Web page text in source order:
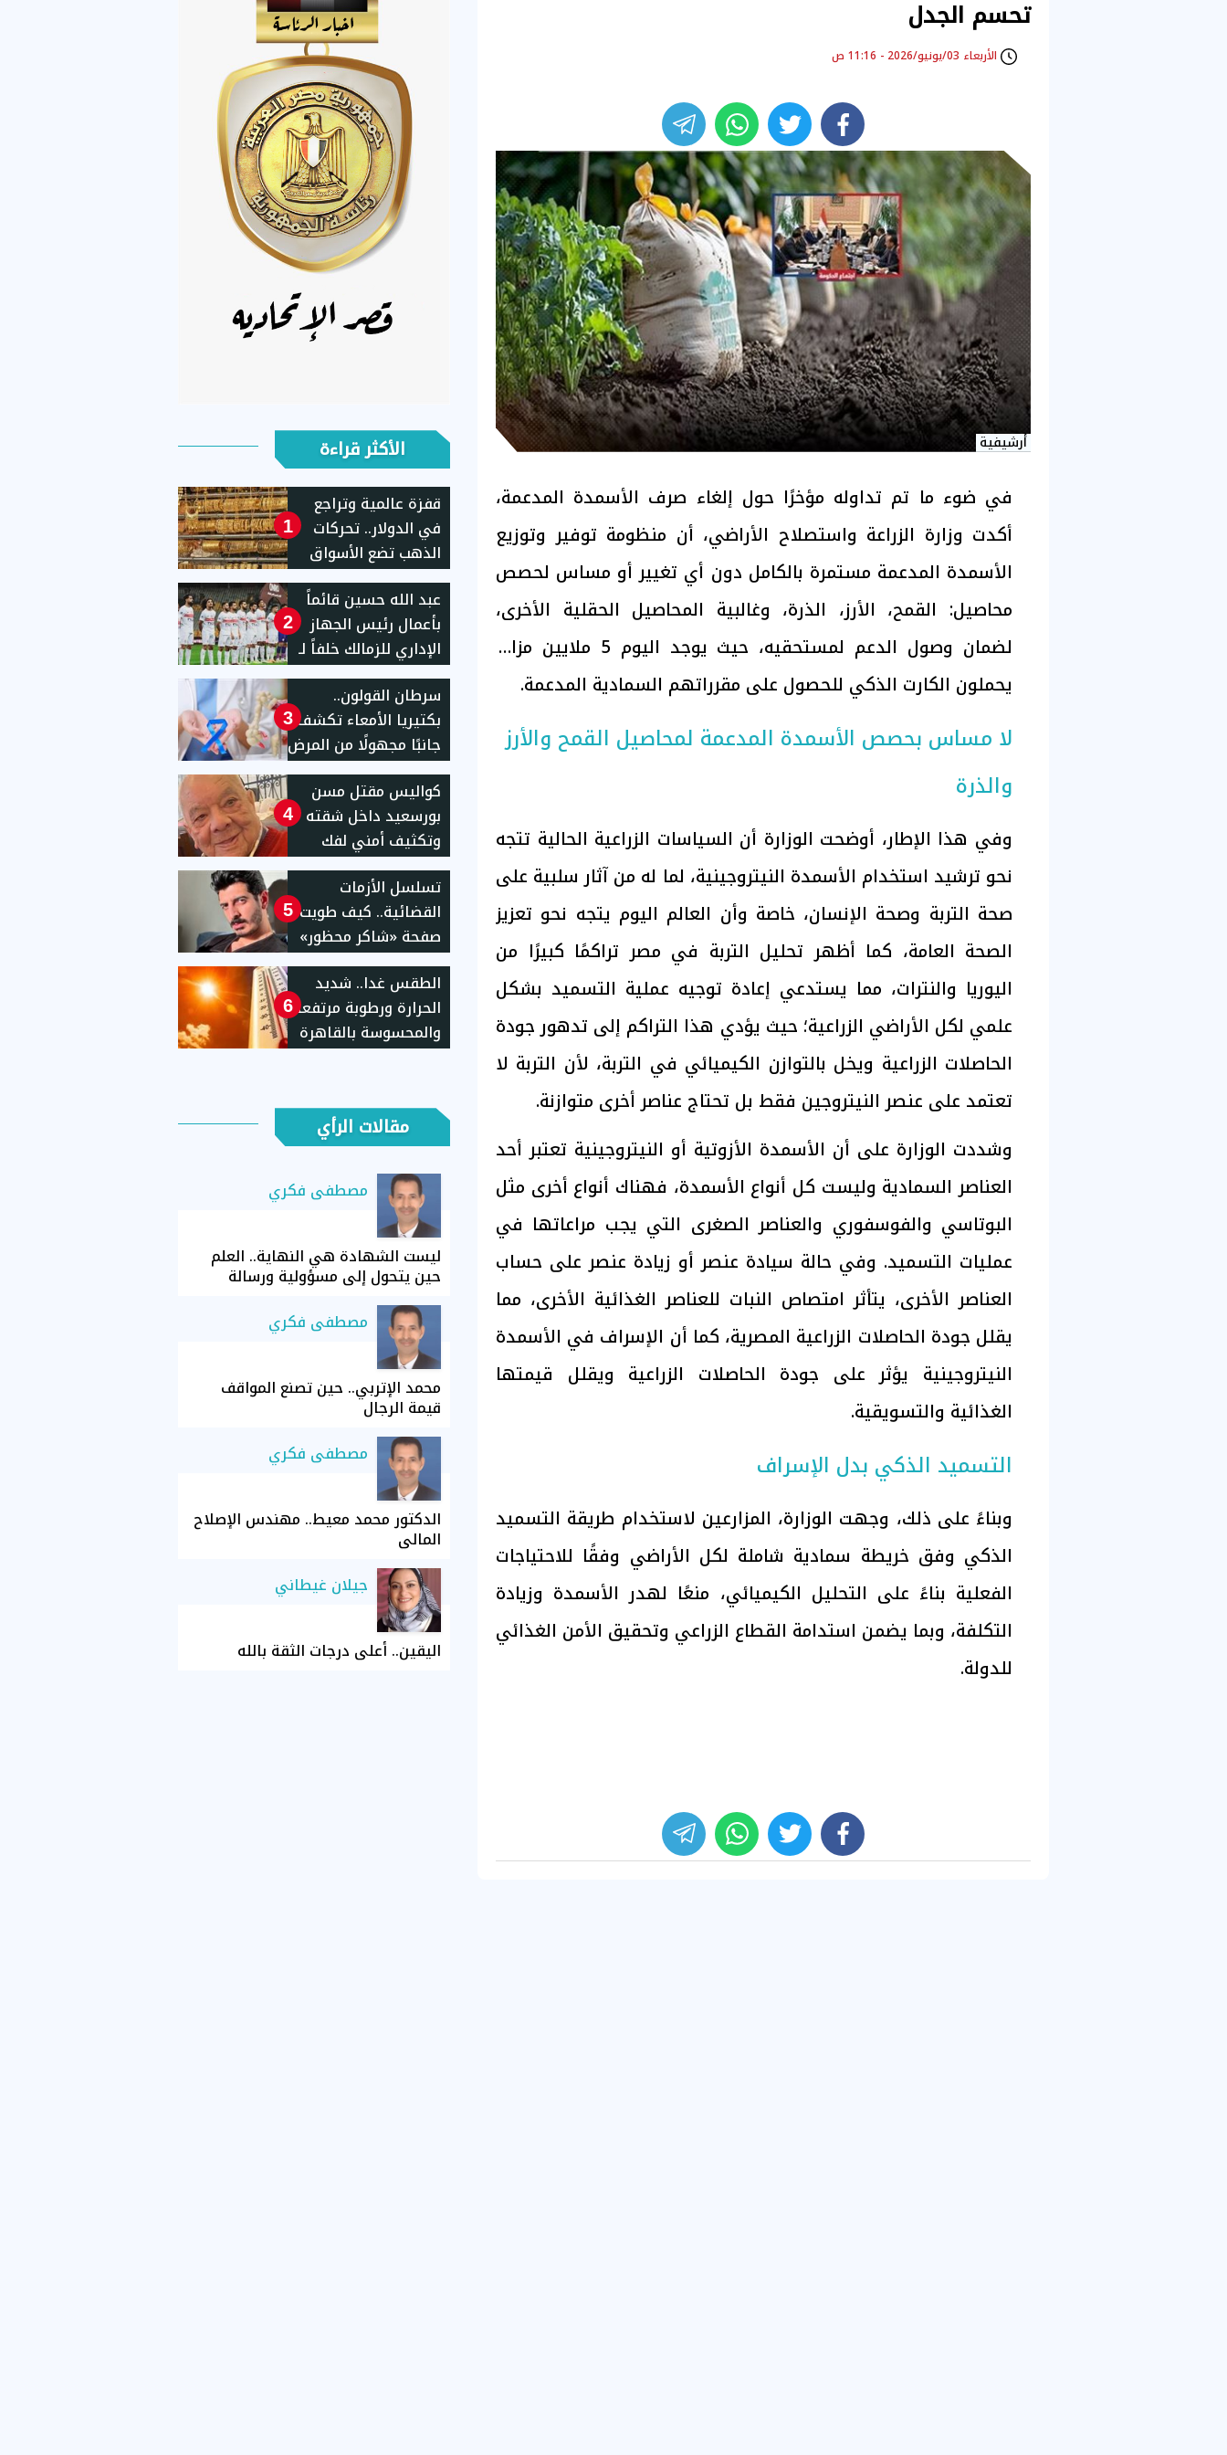
تحسم الجدل
الأربعاء 03/يونيو/2026 - 11:16 ص
أرشيفية
في ضوء ما تم تداوله مؤخرًا حول إلغاء صرف الأسمدة المدعمة،
أكدت وزارة الزراعة واستصلاح الأراضي، أن منظومة توفير وتوزيع
الأسمدة المدعمة مستمرة بالكامل دون أي تغيير أو مساس لحصص
محاصيل: القمح، الأرز، الذرة، وغالبية المحاصيل الحقلية الأخرى،
لضمان وصول الدعم لمستحقيه، حيث يوجد اليوم 5 ملايين مزارع
يحملون الكارت الذكي للحصول على مقرراتهم السمادية المدعمة.
لا مساس بحصص الأسمدة المدعمة لمحاصيل القمح والأرز
والذرة
وفي هذا الإطار، أوضحت الوزارة أن السياسات الزراعية الحالية تتجه
نحو ترشيد استخدام الأسمدة النيتروجينية، لما له من آثار سلبية على
صحة التربة وصحة الإنسان، خاصة وأن العالم اليوم يتجه نحو تعزيز
الصحة العامة، كما أظهر تحليل التربة في مصر تراكمًا كبيرًا من
اليوريا والنترات، مما يستدعي إعادة توجيه عملية التسميد بشكل
علمي لكل الأراضي الزراعية؛ حيث يؤدي هذا التراكم إلى تدهور جودة
الحاصلات الزراعية ويخل بالتوازن الكيميائي في التربة، لأن التربة لا
تعتمد على عنصر النيتروجين فقط بل تحتاج عناصر أخرى متوازنة.
وشددت الوزارة على أن الأسمدة الأزوتية أو النيتروجينية تعتبر أحد
العناصر السمادية وليست كل أنواع الأسمدة، فهناك أنواع أخرى مثل
البوتاسي والفوسفوري والعناصر الصغرى التي يجب مراعاتها في
عمليات التسميد. وفي حالة سيادة عنصر أو زيادة عنصر على حساب
العناصر الأخرى، يتأثر امتصاص النبات للعناصر الغذائية الأخرى، مما
يقلل جودة الحاصلات الزراعية المصرية، كما أن الإسراف في الأسمدة
النيتروجينية يؤثر على جودة الحاصلات الزراعية ويقلل قيمتها
الغذائية والتسويقية.
التسميد الذكي بدل الإسراف
وبناءً على ذلك، وجهت الوزارة، المزارعين لاستخدام طريقة التسميد
الذكي وفق خريطة سمادية شاملة لكل الأراضي وفقًا للاحتياجات
الفعلية بناءً على التحليل الكيميائي، منعًا لهدر الأسمدة وزيادة
التكلفة، وبما يضمن استدامة القطاع الزراعي وتحقيق الأمن الغذائي
للدولة.
الأكثر قراءة
1
قفزة عالمية وتراجع
في الدولار.. تحركات
الذهب تضع الأسواق
المصرية تحت المجهر
2
عبد الله حسين قائماً
بأعمال رئيس الجهاز
الإداري للزمالك خلفاً لـ
"تيتو"
3
سرطان القولون..
بكتيريا الأمعاء تكشف
جانبًا مجهولًا من المرض
4
كواليس مقتل مسن
بورسعيد داخل شقته
وتكثيف أمني لفك
اللغز
5
تسلسل الأزمات
القضائية.. كيف طويت
صفحة «شاكر محظور»
بعد تنفيذ العقوبة؟
6
الطقس غدا.. شديد
الحرارة ورطوبة مرتفعة
والمحسوسة بالقاهرة
38 درجة
مقالات الرأي
مصطفى فكري
ليست الشهادة هي النهاية.. العلم
حين يتحول إلى مسؤولية ورسالة
مصطفى فكري
محمد الإتربي.. حين تصنع المواقف
قيمة الرجال
مصطفى فكري
الدكتور محمد معيط.. مهندس الإصلاح
المالي
جيلان غيطاني
اليقين.. أعلى درجات الثقة بالله